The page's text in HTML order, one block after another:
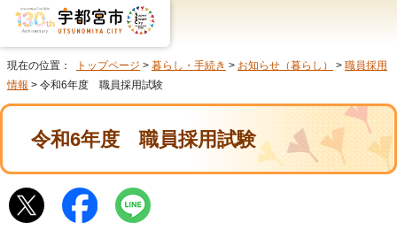
現在の位置： トップページ > 暮らし・手続き > お知らせ（暮らし） > 職員採用
情報 > 令和6年度 職員採用試験
令和6年度 職員採用試験